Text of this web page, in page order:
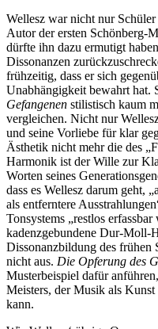
Wellesz war nicht nur
Autor der ersten Schönberg-
dürfte ihn dazu ermutigt
Dissonanzen
frühzeitig, dass er sich
Unabhängigkeit bewahrt hat.
Gefangenen stilistisch kaum
vergleichen. Nicht nur
und seine Vorliebe für klar
Ästhetik nicht mehr die des
Harmonik ist der Wille zur
Worten seines
dass es Wellesz darum geht,
als entferntere
Tonsystems „restlos
kadenzgebundene Dur-Moll-
Dissonanzbildung des frühen
nicht aus. Die Opferung des
Musterbeispiel dafür
Meisters, der Musik als
kann.